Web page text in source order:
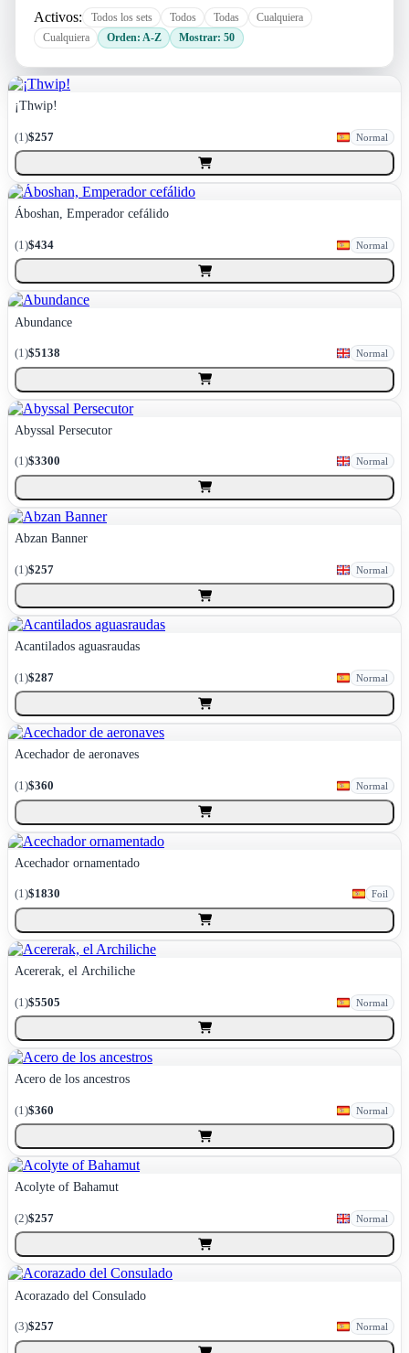
Activos: Todos los sets Todos Todas
Cualquiera
Cualquiera
Orden: A-Z Mostrar: 50
¡Thwip!
(1)$257 Normal
Áboshan, Emperador cefálido
(1)$434 Normal
Abundance
(1)$5138 Normal
Abyssal Persecutor
(1)$3300 Normal
Abzan Banner
(1)$257 Normal
Acantilados aguasraudas
(1)$287 Normal
Acechador de aeronaves
(1)$360 Normal
Acechador ornamentado
(1)$1830 Foil
Acererak, el Archiliche
(1)$5505 Normal
Acero de los ancestros
(1)$360 Normal
Acolyte of Bahamut
(2)$257 Normal
Acorazado del Consulado
(3)$257 Normal